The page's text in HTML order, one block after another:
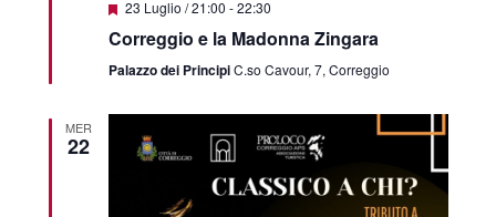
Featured
23 Luglio / 21:00 -22:30
Correggio e la Madonna Zingara
Palazzo dei PrincipiC.so Cavour, 7, Correggio
MER
22